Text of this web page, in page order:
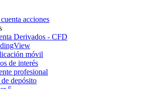
acciones
Derivados - CFD
móvil
de interés
profesional
depósito